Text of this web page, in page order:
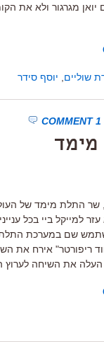
מגרגור ולא את
שוליים יוסף סידר
1 COMMENT
שר התלת מימד של
3 ". הוא עזר למייקל ביי
3 ", וביי השתמש שם
ריפורטר" אירח את
את השיחה לערוץ